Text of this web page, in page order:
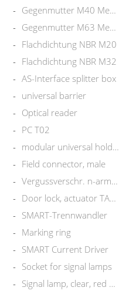
Gegenmutter M40 Mes-Ni
Gegenmutter M63 Mes-Ni
Flachdichtung NBR M20
Flachdichtung NBR M32
AS-Interface splitter box
universal barrier
Optical reader
PC T02
modular universal holder M8
Field connector, male
Vergussverschr. n-arm. M20 BN
Door lock, actuator TAG1
SMART-Trennwandler
Marking ring
SMART Current Driver
Socket for signal lamps
Signal lamp, clear, red LED